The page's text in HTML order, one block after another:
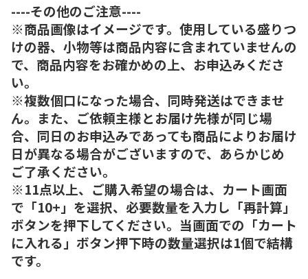
----その他のご注意----
※商品画像はイメージです。使用している盛りつ
けの器、小物等は商品内容に含まれていませんの
で、商品内容をお確かめの上、お申込みくださ
い。
※複数個口になった場合、同時発送はできませ
ん。また、ご依頼主様とお届け先様が同じ場
合、同日のお申込みであっても商品によりお届け
日が異なる場合がございますので、あらかじめ
ご了承ください。
※11点以上、ご購入希望の場合は、カート画面
で「10+」を選択、必要数量を入力し「再計算」
ボタンを押下してください。当画面での「カート
に入れる」ボタン押下時の数量選択は1個で結構
です。